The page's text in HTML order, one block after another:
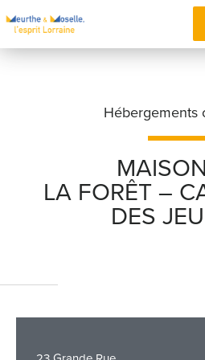
Hébergements
LA FORÊT –
DES
Nom *